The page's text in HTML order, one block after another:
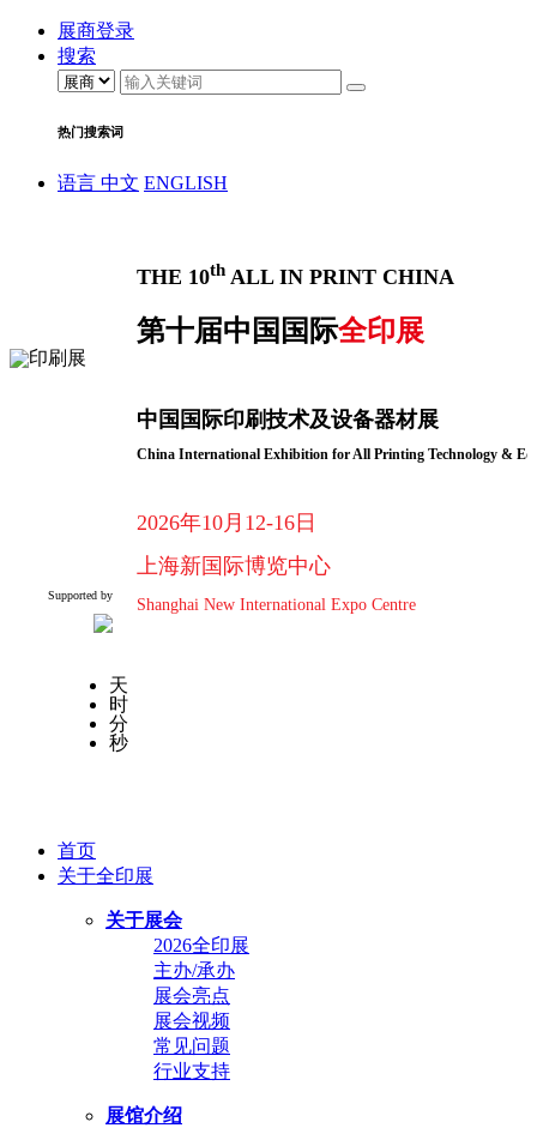
展商登录
搜索
热门搜索词
语言 中文 ENGLISH
THE 10th ALL IN PRINT CHINA
第十届中国国际全印展
中国国际印刷技术及设备器材展
China International Exhibition for All Printing Technology &
2026年10月12-16日
上海新国际博览中心
Shanghai New International Expo Centre
Supported by
天
时
分
秒
首页
关于全印展
关于展会
2026全印展
主办/承办
展会亮点
展会视频
常见问题
行业支持
展馆介绍